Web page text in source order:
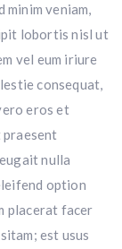
minim veniam,
lobortis nisl ut
vel eum iriure
consequat,
eros et
praesent
nulla
option
placerat facer
est usus